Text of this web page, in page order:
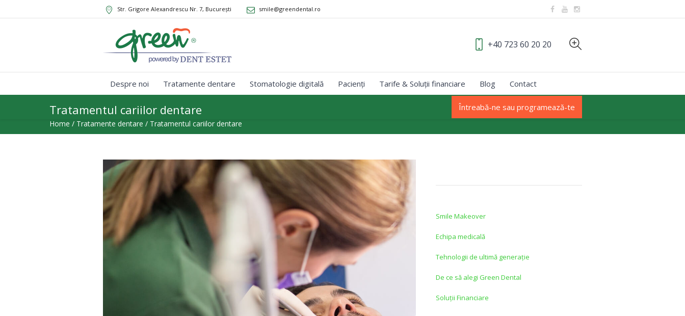
Str. Grigore Alexandrescu Nr. 7, București smile@greendental.ro
+40 723 60 20 20
Despre noi Tratamente dentare Stomatologie digitală Pacienți Tarife & Soluții financiare Blog Contact
Întreabă-ne sau programează-te
Tratamentul cariilor dentare
Home / Tratamente dentare / Tratamentul cariilor dentare
Smile Makeover
Echipa medicală
Tehnologii de ultimă generație
De ce să alegi Green Dental
Soluții Financiare